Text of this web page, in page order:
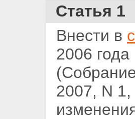
Статья 1
Внести в
2006
2007, N